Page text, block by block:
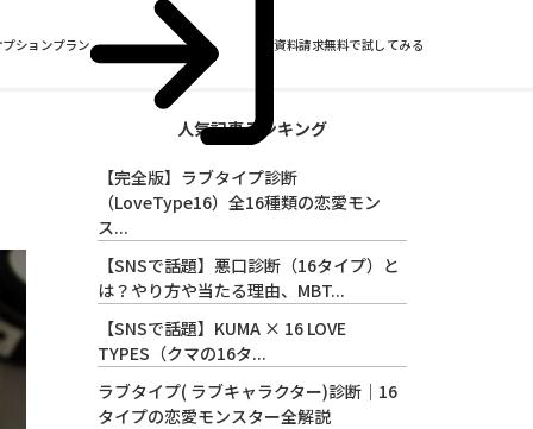
ションプラン 資料請求無料で試してみる
人気記事ランキング
【完全版】ラブタイプ診断
（LoveType16）全16種類の恋愛モン
ス...
【SNSで話題】悪口診断（16タイプ）と
は？やり方や当たる理由、MBT...
【SNSで話題】KUMA × 16 LOVE
TYPES（クマの16タ...
ラブタイプ( ラブキャラクター)診断｜16
タイプの恋愛モンスター全解説